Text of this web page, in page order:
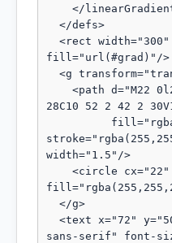
fill="url(#grad)"/>
28C10 52 2 42 2
width="1.5"/>
sans-serif" font-